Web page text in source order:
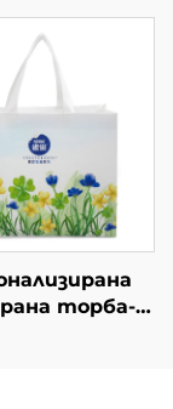
торби
сгъваема
торба-
стоки
бизнес
и промоции
торба-